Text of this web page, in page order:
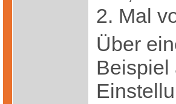
2. Mal
Über
Beispiel